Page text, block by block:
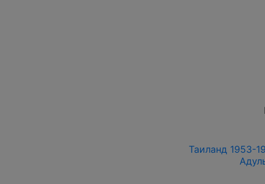
Таиланд 1953-